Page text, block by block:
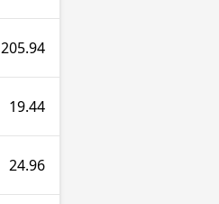
205.94
19.44
24.96